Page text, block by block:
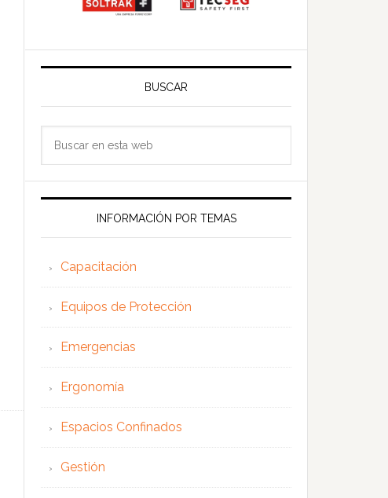
BUSCAR
web
INFORMACIÓN POR TEMAS
Capacitación
Equipos de Protección
Emergencias
Ergonomía
Espacios Confinados
Gestión